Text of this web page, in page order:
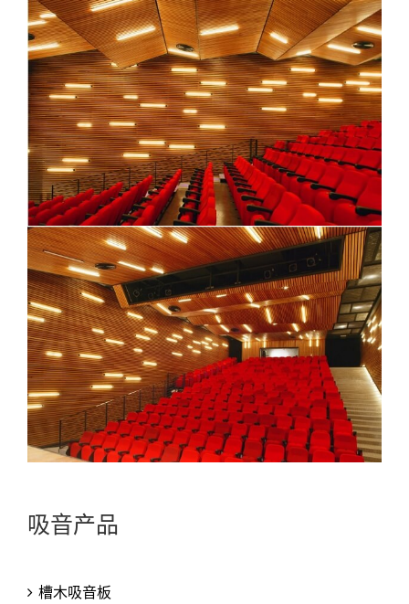
吸音产品
槽木吸音板